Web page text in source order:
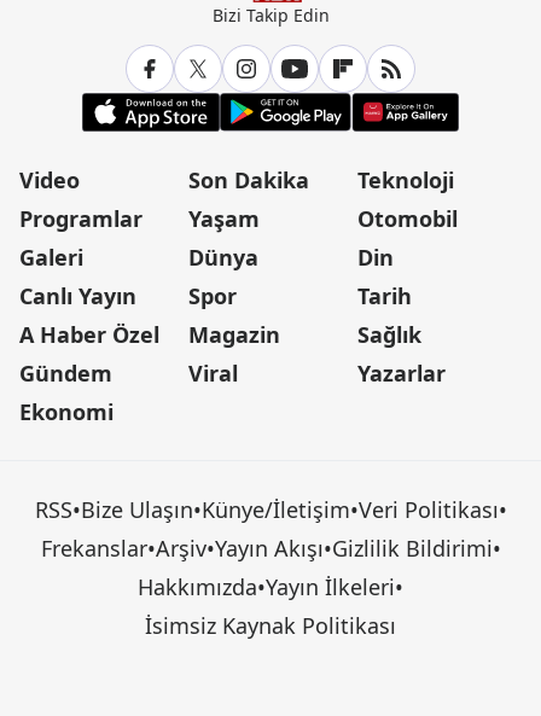
Bizi Takip Edin
Video
Programlar
Galeri
Canlı Yayın
A Haber Özel
Gündem
Ekonomi
Son Dakika
Yaşam
Dünya
Spor
Magazin
Viral
Teknoloji
Otomobil
Din
Tarih
Sağlık
Yazarlar
RSS•Bize Ulaşın•Künye/İletişim•Veri Politikası•
Frekanslar•Arşiv•Yayın Akışı•Gizlilik Bildirimi•
Hakkımızda•Yayın İlkeleri•
İsimsiz Kaynak Politikası